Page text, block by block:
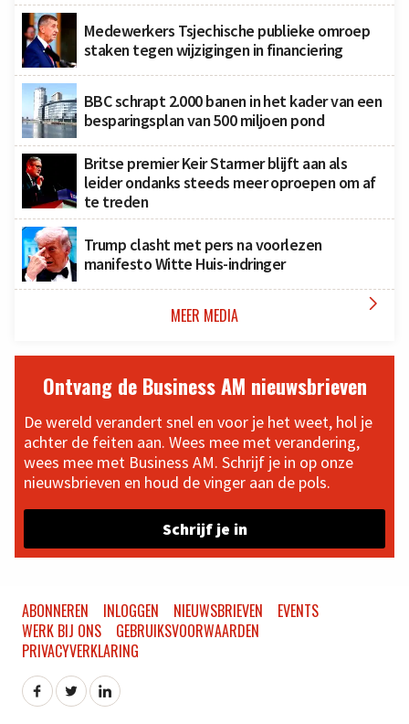
Medewerkers Tsjechische publieke omroep
staken tegen wijzigingen in financiering
BBC schrapt 2.000 banen in het kader van een
besparingsplan van 500 miljoen pond
Britse premier Keir Starmer blijft aan als
leider ondanks steeds meer oproepen om af
te treden
Trump clasht met pers na voorlezen
manifesto Witte Huis-indringer
MEER MEDIA 
Ontvang de Business AM nieuwsbrieven
De wereld verandert snel en voor je het weet, hol je
achter de feiten aan. Wees mee met verandering,
wees mee met Business AM. Schrijf je in op onze
nieuwsbrieven en houd de vinger aan de pols.
Schrijf je in
ABONNEREN INLOGGEN NIEUWSBRIEVEN
EVENTS
WERK BIJ ONS
GEBRUIKSVOORWAARDEN
PRIVACYVERKLARING